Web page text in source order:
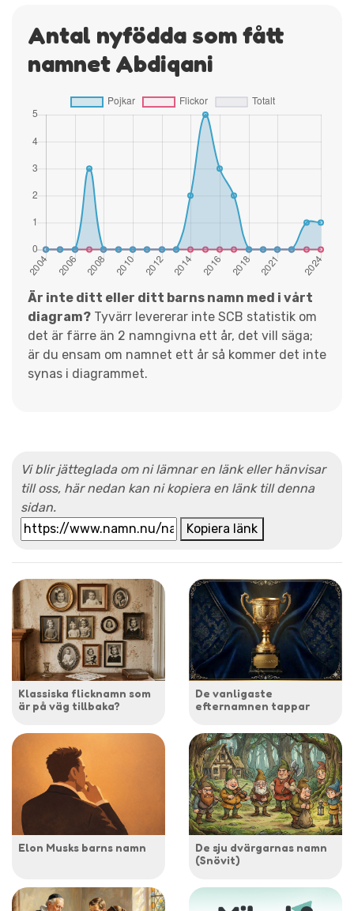
Antal nyfödda som fått
namnet Abdiqani
Är inte ditt eller ditt barns namn med i vårt
diagram? Tyvärr levererar inte SCB statistik om
det är färre än 2 namngivna ett år, det vill säga;
är du ensam om namnet ett år så kommer det inte
synas i diagrammet.
Vi blir jätteglada om ni lämnar en länk eller hänvisar
till oss, här nedan kan ni kopiera en länk till denna
sidan.
Kopiera länk
Klassiska flicknamn som
är på väg tillbaka?
De vanligaste
efternamnen tappar
Elon Musks barns namn
De sju dvärgarnas namn
(Snövit)